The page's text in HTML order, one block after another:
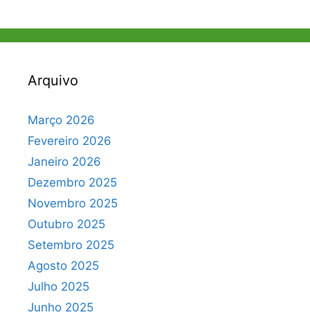
Arquivo
Março 2026
Fevereiro 2026
Janeiro 2026
Dezembro 2025
Novembro 2025
Outubro 2025
Setembro 2025
Agosto 2025
Julho 2025
Junho 2025